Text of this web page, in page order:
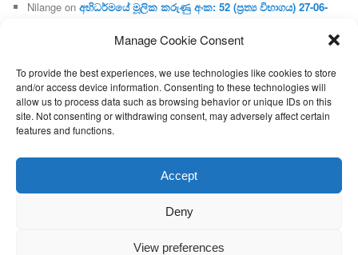
Manage Cookie Consent
To provide the best experiences, we use technologies like cookies to store
and/or access device information. Consenting to these technologies will
allow us to process data such as browsing behavior or unique IDs on this
site. Not consenting or withdrawing consent, may adversely affect certain
features and functions.
Accept
Deny
View preferences
Nilange onඅභිධර්මයේ මූලික කරුණු අංක: 52 (ප්‍ර‍ත්‍ය විභාගය) 27-06-
Aruna Manathungeonඅභිධර්මයේ මූලික කරුණු අංක: 46 (හෘදය,
Gunaratneonඅභිධර්මයේ මූලික කරුණු අංක: 46 (හෘදය, ජීවිත,
ආහාර රූප) 02-05-2026
Proudly powered by WordPress